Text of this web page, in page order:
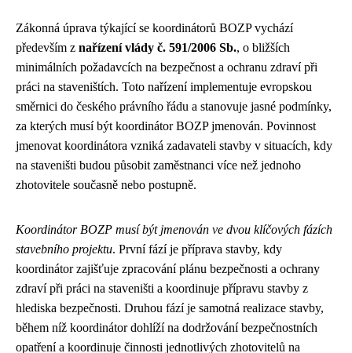
Zákonná úprava týkající se koordinátorů BOZP vychází
především z nařízení vlády č. 591/2006 Sb., o bližších
minimálních požadavcích na bezpečnost a ochranu zdraví při
práci na staveništích. Toto nařízení implementuje evropskou
směrnici do českého právního řádu a stanovuje jasné podmínky,
za kterých musí být koordinátor BOZP jmenován. Povinnost
jmenovat koordinátora vzniká zadavateli stavby v situacích, kdy
na staveništi budou působit zaměstnanci více než jednoho
zhotovitele současně nebo postupně.
Koordinátor BOZP musí být jmenován ve dvou klíčových fázích
stavebního projektu. První fází je příprava stavby, kdy
koordinátor zajišťuje zpracování plánu bezpečnosti a ochrany
zdraví při práci na staveništi a koordinuje přípravu stavby z
hlediska bezpečnosti. Druhou fází je samotná realizace stavby,
během níž koordinátor dohlíží na dodržování bezpečnostních
opatření a koordinuje činnosti jednotlivých zhotovitelů na